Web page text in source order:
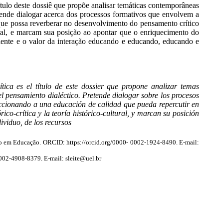
deste dossiê que propõe analisar temáticas contemporâneas
dialogar acerca dos processos formativos que envolvem a
possa reverberar no desenvolvimento do pensamento crítico
e marcam sua posição ao apontar que o enriquecimento do
e o valor da interação educando e educando, educando e
es el título de este dossier que propone analizar temas
dialéctico. Pretende dialogar sobre los procesos
a una educación de calidad que pueda repercutir en
crítica y la teoría histórico-cultural, y marcan su posición
de los recursos
em Educação. ORCID: https://orcid.org/0000- 0002-1924-8490. E-mail:
4908-8379. E-mail:sleite@uel.br